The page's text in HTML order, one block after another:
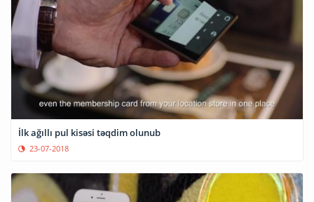
İlk ağıllı pul kisəsi təqdim olunub
23-07-2018